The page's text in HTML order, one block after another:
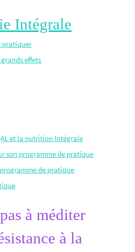
Intégrale
pratiquer
effets
et la nutrition Intégrale
son programme de pratique
de pratique
à méditer
à la